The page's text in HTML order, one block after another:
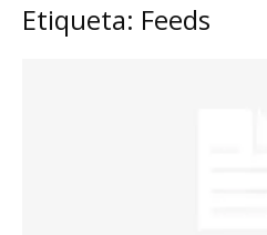
Etiqueta: Feeds